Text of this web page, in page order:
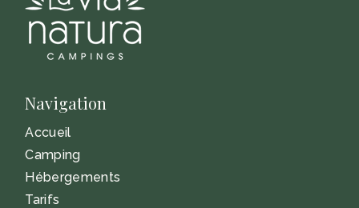
Navigation
Accueil
Camping
Hébergements
Tarifs